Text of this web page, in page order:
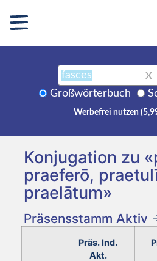
X
Großwörterbuch
Werbefrei nutzen
Konjugation zu
praeferō,
praelātum»
Präsensstamm Aktiv
Präs. Ind.
Akt.